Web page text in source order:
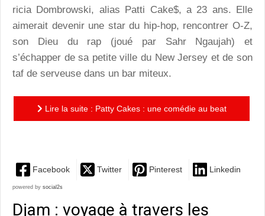
ricia Dombrowski, alias Patti Cake$, a 23 ans. Elle
aimerait devenir une star du hip-hop, rencontrer O-Z,
son Dieu du rap (joué par Sahr Ngaujah) et
s’échapper de sa petite ville du New Jersey et de son
taf de serveuse dans un bar miteux.
Lire la suite : Patty Cakes : une comédie au beat
Facebook Twitter Pinterest Linkedin
powered by social2s
Djam : voyage à travers les